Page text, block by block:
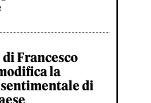
Francesco
la
di